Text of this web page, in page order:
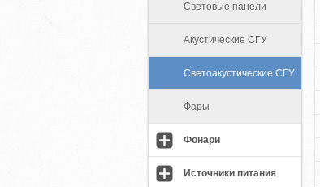
Световые панели
Акустические СГУ
Светоакустические СГУ
Фары
Фонари
Источники питания